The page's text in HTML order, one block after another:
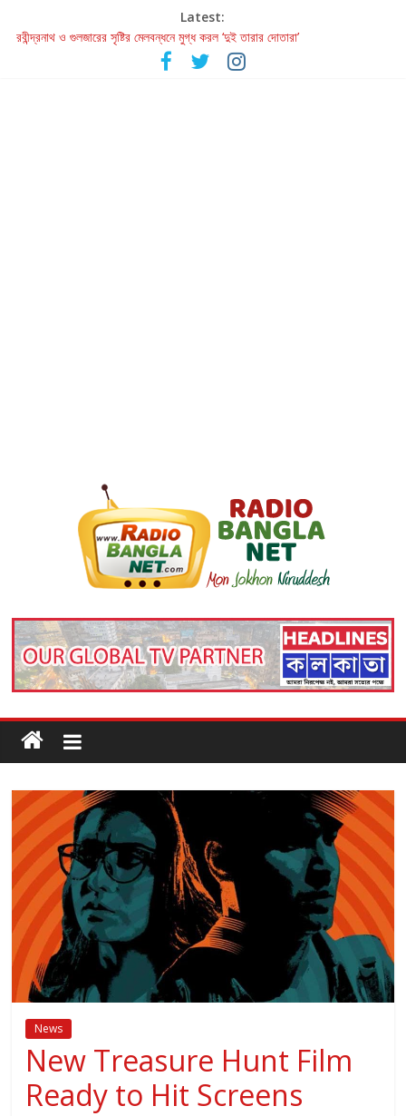
Latest:
রবীন্দ্রনাথ ও গুলজারের সৃষ্টির মেলবন্ধনে মুগ্ধ করল ‘দুই তারার দোতারা’
কলের গান থেকে রীলস্ — বাঙালির গান শোনার বিবর্তনের গল্প
জগন্নাথমঙ্গলম্ — বাংলায় প্রথমবার মঞ্চে এবার রথযাত্রার উদযাপন
News
New Treasure Hunt Film
Ready to Hit Screens